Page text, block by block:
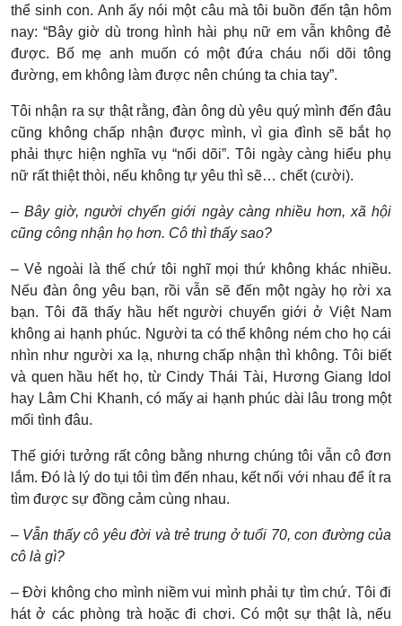
thể sinh con. Anh ấy nói một câu mà tôi buồn đến tận hôm
nay: “Bây giờ dù trong hình hài phụ nữ em vẫn không đẻ
được. Bố mẹ anh muốn có một đứa cháu nối dõi tông
đường, em không làm được nên chúng ta chia tay”.
Tôi nhận ra sự thật rằng, đàn ông dù yêu quý mình đến đâu
cũng không chấp nhận được mình, vì gia đình sẽ bắt họ
phải thực hiện nghĩa vụ “nối dõi”. Tôi ngày càng hiểu phụ
nữ rất thiệt thòi, nếu không tự yêu thì sẽ… chết (cười).
– Bây giờ, người chyển giới ngày càng nhiều hơn, xã hội
cũng công nhận họ hơn. Cô thì thấy sao?
– Vẻ ngoài là thế chứ tôi nghĩ mọi thứ không khác nhiều.
Nếu đàn ông yêu bạn, rồi vẫn sẽ đến một ngày họ rời xa
bạn. Tôi đã thấy hầu hết người chuyển giới ở Việt Nam
không ai hạnh phúc. Người ta có thể không ném cho họ cái
nhìn như người xa lạ, nhưng chấp nhận thì không. Tôi biết
và quen hầu hết họ, từ Cindy Thái Tài, Hương Giang Idol
hay Lâm Chi Khanh, có mấy ai hạnh phúc dài lâu trong một
mối tình đâu.
Thế giới tưởng rất công bằng nhưng chúng tôi vẫn cô đơn
lắm. Đó là lý do tụi tôi tìm đến nhau, kết nối với nhau để ít ra
tìm được sự đồng cảm cùng nhau.
– Vẫn thấy cô yêu đời và trẻ trung ở tuổi 70, con đường của
cô là gì?
– Đời không cho mình niềm vui mình phải tự tìm chứ. Tôi đi
hát ở các phòng trà hoặc đi chơi. Có một sự thật là, nếu